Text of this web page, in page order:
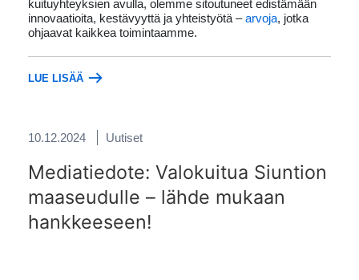
kuituyhteyksien avulla, olemme sitoutuneet edistämään
innovaatioita, kestävyyttä ja yhteistyötä –arvoja, jotka
ohjaavat kaikkea toimintaamme.
LUE LISÄÄ
10.12.2024 Uutiset
Mediatiedote: Valokuitua Siuntion
maaseudulle – lähde mukaan
hankkeeseen!